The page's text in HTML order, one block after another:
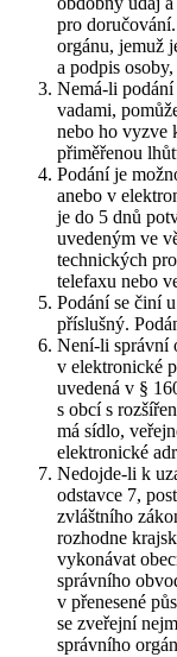
pro
orgánu, jemuž
a podpis
Nemá-li
vadami,
nebo ho vyzve
přiměřenou
Podání je
anebo v
je do 5 dnů
uvedeným ve
technických
telefaxu nebo
Podání se činí
příslušný.
Není-li správní
v elektronické
uvedená v §
s obcí s
má sídlo,
elektronické
Nedojde-li k
odstavce 7,
zvláštního
rozhodne
vykonávat
správního
v přenesené
se zveřejní
správního